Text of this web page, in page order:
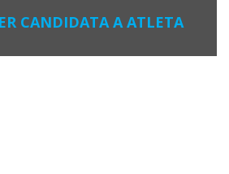
CANDIDATA A ATLETA
Schenker é, pelo segundo ano